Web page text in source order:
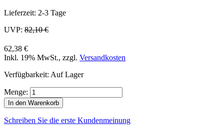
Lieferzeit: 2-3 Tage
UVP: 82,10 €
62,38 €
Inkl. 19% MwSt., zzgl. Versandkosten
Verfügbarkeit: Auf Lager
Menge:
In den Warenkorb
Schreiben Sie die erste Kundenmeinung